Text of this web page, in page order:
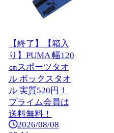
【終了】【箱入
り】PUMA 幅120
㎝スポーツタオ
ル ボックスタオ
ル 実質520円！
プライム会員は
送料無料！
2026/08/08